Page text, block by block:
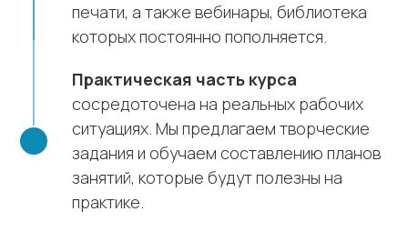
печати, а также вебинары, библиотека
которых постоянно пополняется.
Практическая часть курса
сосредоточена на реальных рабочих
ситуациях. Мы предлагаем творческие
задания и обучаем составлению планов
занятий, которые будут полезны на
практике.